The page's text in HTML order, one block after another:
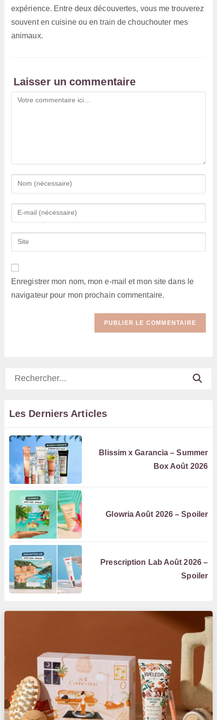
expérience. Entre deux découvertes, vous me trouverez
souvent en cuisine ou en train de chouchouter mes
animaux.
Laisser un commentaire
Comment
Enter
your
name
comment
Enter
your
email
address
Saisir
l’URL
votre
site
(facultatif)
Enregistrer mon nom, mon e-mail et mon site dans le
navigateur pour mon prochain commentaire.
Les Derniers Articles
Blissim x Garancia – Summer
Box Août 2026
Glowria Août 2026 – Spoiler
Prescription Lab Août 2026 –
Spoiler